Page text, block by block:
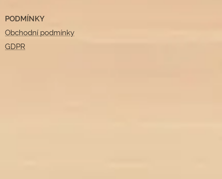
PODMÍNKY
Obchodní podmínky
GDPR